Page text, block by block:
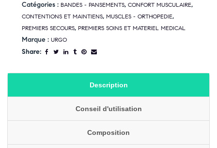
Catégories : BANDES - PANSEMENTS, CONFORT MUSCULAIRE,
CONTENTIONS ET MAINTIENS, MUSCLES - ORTHOPEDIE,
PREMIERS SECOURS, PREMIERS SOINS ET MATERIEL MEDICAL
Marque : URGO
Share:
Description
Conseil d'utilisation
Composition